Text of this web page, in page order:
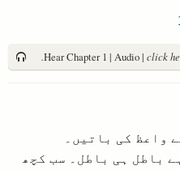
Hear Chapter 1 | Audio | click
واعظ کی باتیں۔
باطل ہی باطل۔ سب کچھ